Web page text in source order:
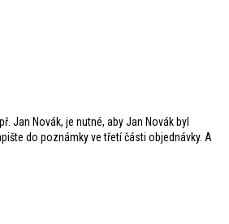
Jan Novák, je nutné, aby Jan Novák byl
do poznámky ve třetí části objednávky. A